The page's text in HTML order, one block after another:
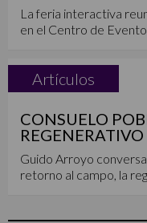
La feria interactiva
en el Centro de
Artículos
CONSUELO
Guido Arroyo
retorno al campo, la